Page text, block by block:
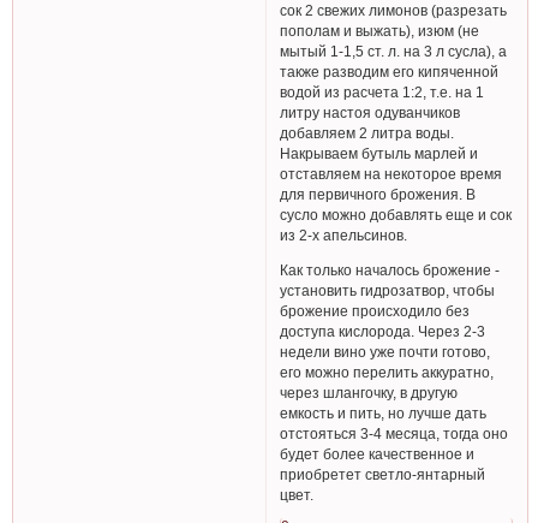
сок 2 свежих лимонов (разрезать
пополам и выжать), изюм (не
мытый 1-1,5 ст. л. на 3 л сусла), а
также разводим его кипяченной
водой из расчета 1:2, т.е. на 1
литру настоя одуванчиков
добавляем 2 литра воды.
Накрываем бутыль марлей и
отставляем на некоторое время
для первичного брожения. В
сусло можно добавлять еще и сок
из 2-х апельсинов.
Как только началось брожение -
установить гидрозатвор, чтобы
брожение происходило без
доступа кислорода. Через 2-3
недели вино уже почти готово,
его можно перелить аккуратно,
через шлангочку, в другую
емкость и пить, но лучше дать
отстояться 3-4 месяца, тогда оно
будет более качественное и
приобретет светло-янтарный
цвет.